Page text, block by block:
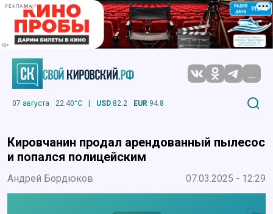
РЕКЛАМА
...
07 августа 22.40°C | USD 82.2 EUR 94.8
Кировчанин продал арендованный пылесос
и попался полицейским
Андрей Бордюков 07.03.2025 - 12:29